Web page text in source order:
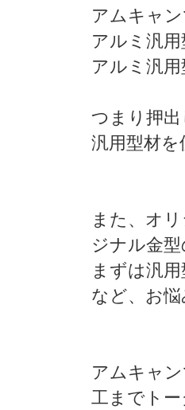
アムキャ
アルミ汎
アルミ汎
つまり押
汎用型材
また、オ
ジナル金
まずは汎
など、お
アムキャ
工までト